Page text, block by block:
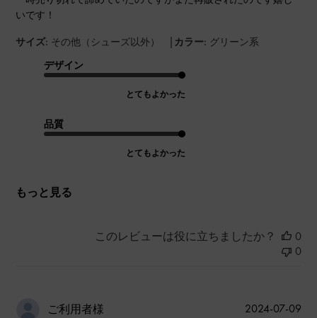
いです！
サイズ: その他（シューズ以外） | カラー: グリーン系
デザイン
とてもよかった
品質
とてもよかった
もっと見る
このレビューは役に立ちましたか？
0
0
ご利用者様
公
2024-07-09